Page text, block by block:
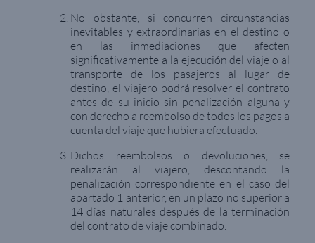
No obstante, si concurren circunstancias
inevitables y extraordinarias en el destino o
en las inmediaciones que afecten
significativamente a la ejecución del viaje o al
transporte de los pasajeros al lugar de
destino, el viajero podrá resolver el contrato
antes de su inicio sin penalización alguna y
con derecho a reembolso de todos los pagos a
cuenta del viaje que hubiera efectuado.
Dichos reembolsos o devoluciones, se
realizarán al viajero, descontando la
penalización correspondiente en el caso del
apartado 1 anterior, en un plazo no superior a
14 días naturales después de la terminación
del contrato de viaje combinado.